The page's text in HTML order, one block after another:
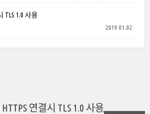
TLS 1.0 사용
2019.01.02
연결시 TLS 1.0 사용